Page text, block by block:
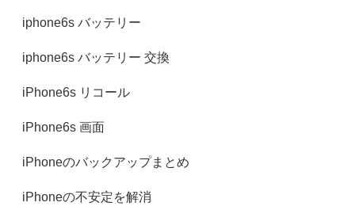
iphone6s バッテリー
iphone6s バッテリー 交換
iPhone6s リコール
iPhone6s 画面
iPhoneのバックアップまとめ
iPhoneの不安定を解消